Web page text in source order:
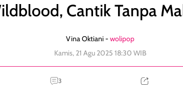
Cantik Tanpa
Vina Oktiani -wolipop
Kamis, 21 Agu 2025 18:30 WIB
3